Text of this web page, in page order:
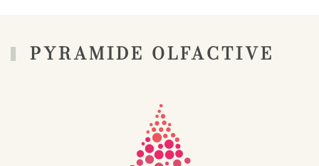
PYRAMIDE OLFACTIVE